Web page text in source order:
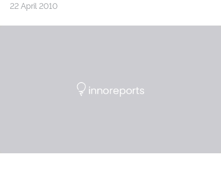
22 April 2010